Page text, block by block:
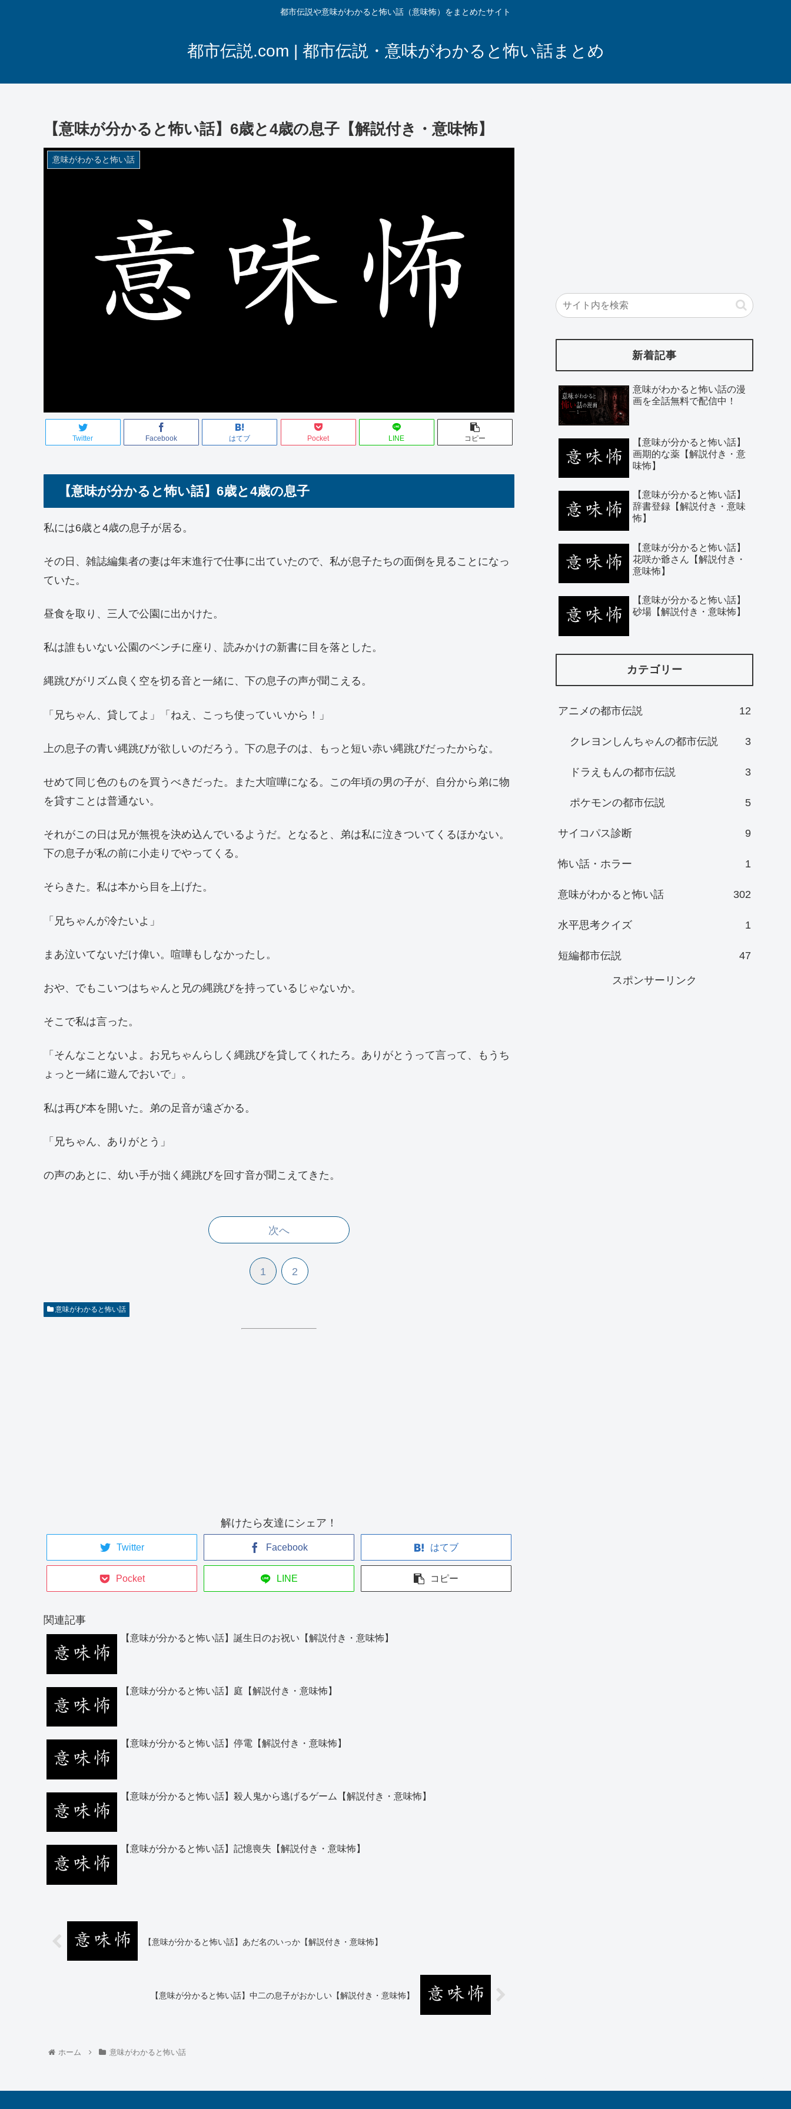
都市伝説や意味がわかると怖い話（意味怖）をまとめたサイト
都市伝説.com | 都市伝説・意味がわかると怖い話まとめ
【意味が分かると怖い話】6歳と4歳の息子【解説付き・意味怖】
意味がわかると怖い話
Twitter Facebook はてブ Pocket LINE コピー
【意味が分かると怖い話】6歳と4歳の息子
私には6歳と4歳の息子が居る。
その日、雑誌編集者の妻は年末進行で仕事に出ていたので、私が息子たちの面倒を見ることになっ
ていた。
昼食を取り、三人で公園に出かけた。
私は誰もいない公園のベンチに座り、読みかけの新書に目を落とした。
縄跳びがリズム良く空を切る音と一緒に、下の息子の声が聞こえる。
「兄ちゃん、貸してよ」「ねえ、こっち使っていいから！」
上の息子の青い縄跳びが欲しいのだろう。下の息子のは、もっと短い赤い縄跳びだったからな。
せめて同じ色のものを買うべきだった。また大喧嘩になる。この年頃の男の子が、自分から弟に物
を貸すことは普通ない。
それがこの日は兄が無視を決め込んでいるようだ。となると、弟は私に泣きついてくるほかない。
下の息子が私の前に小走りでやってくる。
そらきた。私は本から目を上げた。
「兄ちゃんが冷たいよ」
まあ泣いてないだけ偉い。喧嘩もしなかったし。
おや、でもこいつはちゃんと兄の縄跳びを持っているじゃないか。
そこで私は言った。
「そんなことないよ。お兄ちゃんらしく縄跳びを貸してくれたろ。ありがとうって言って、もうち
ょっと一緒に遊んでおいで」。
私は再び本を開いた。弟の足音が遠ざかる。
「兄ちゃん、ありがとう」
の声のあとに、幼い手が拙く縄跳びを回す音が聞こえてきた。
次へ
1 2
意味がわかると怖い話
解けたら友達にシェア！
Twitter Facebook はてブ
Pocket LINE コピー
関連記事
【意味が分かると怖い話】誕生日のお祝い【解説付き・意味怖】
【意味が分かると怖い話】庭【解説付き・意味怖】
【意味が分かると怖い話】停電【解説付き・意味怖】
【意味が分かると怖い話】殺人鬼から逃げるゲーム【解説付き・意味怖】
【意味が分かると怖い話】記憶喪失【解説付き・意味怖】
【意味が分かると怖い話】あだ名のいっか【解説付き・意味怖】
【意味が分かると怖い話】中二の息子がおかしい【解説付き・意味怖】
ホーム 意味がわかると怖い話
新着記事
意味がわかると怖い話の漫
画を全話無料で配信中！
【意味が分かると怖い話】
画期的な薬【解説付き・意
味怖】
【意味が分かると怖い話】
辞書登録【解説付き・意味
怖】
【意味が分かると怖い話】
花咲か爺さん【解説付き・
意味怖】
【意味が分かると怖い話】
砂場【解説付き・意味怖】
カテゴリー
アニメの都市伝説 12
クレヨンしんちゃんの都市伝説 3
ドラえもんの都市伝説 3
ポケモンの都市伝説 5
サイコパス診断 9
怖い話・ホラー 1
意味がわかると怖い話 302
水平思考クイズ 1
短編都市伝説 47
スポンサーリンク